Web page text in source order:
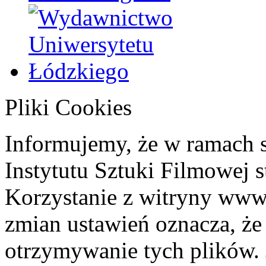
Pliki Cookies
Informujemy, że w ramach
Instytutu Sztuki Filmowej
Korzystanie z witryny
zmian ustawień oznacza,
otrzymywanie tych plików.